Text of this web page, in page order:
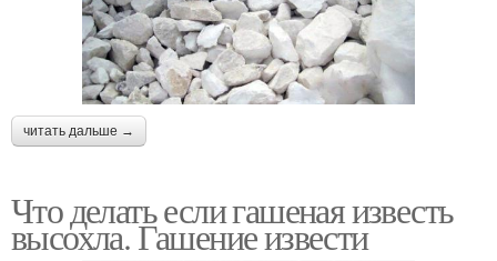
читать дальше →
Что делать если гашеная известь
высохла. Гашение извести